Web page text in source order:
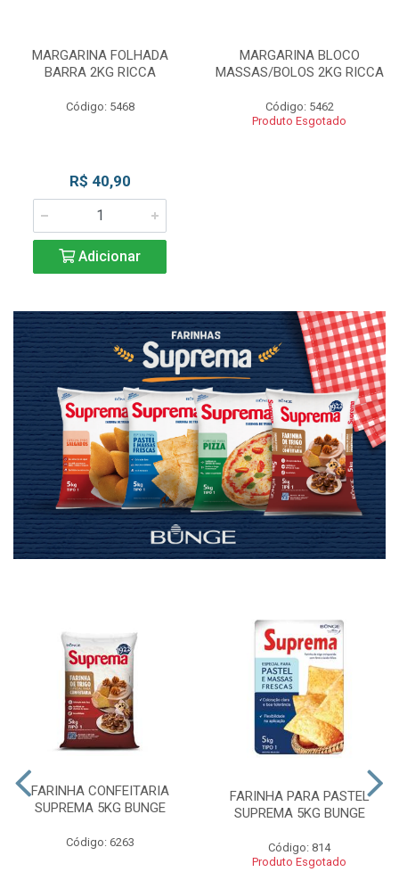
MARGARINA FOLHADA
BARRA 2KG RICCA
Código: 5468
R$ 40,90
Adicionar
MARGARINA BLOCO
MASSAS/BOLOS 2KG RICCA
Código: 5462
Produto Esgotado
FARINHA CONFEITARIA
SUPREMA 5KG BUNGE
Código: 6263
FARINHA PARA PASTEL
SUPREMA 5KG BUNGE
Código: 814
Produto Esgotado